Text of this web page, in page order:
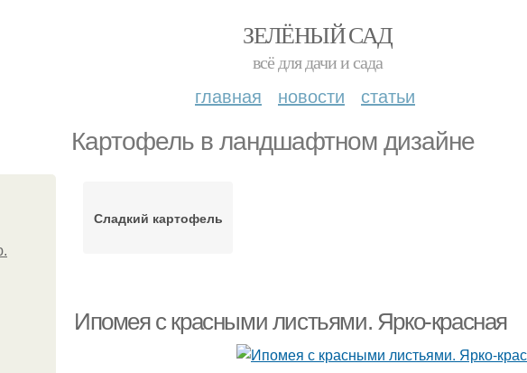
ЗЕЛЁНЫЙ САД
всё для дачи и сада
главная новости статьи
Картофель в ландшафтном дизайне
Сладкий картофель
Ипомея с красными листьями. Ярко-красная